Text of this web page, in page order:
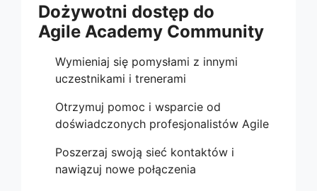
Dożywotni dostęp do
Agile Academy Community
Wymieniaj się pomysłami z innymi
uczestnikami i trenerami
Otrzymuj pomoc i wsparcie od
doświadczonych profesjonalistów Agile
Poszerzaj swoją sieć kontaktów i
nawiązuj nowe połączenia